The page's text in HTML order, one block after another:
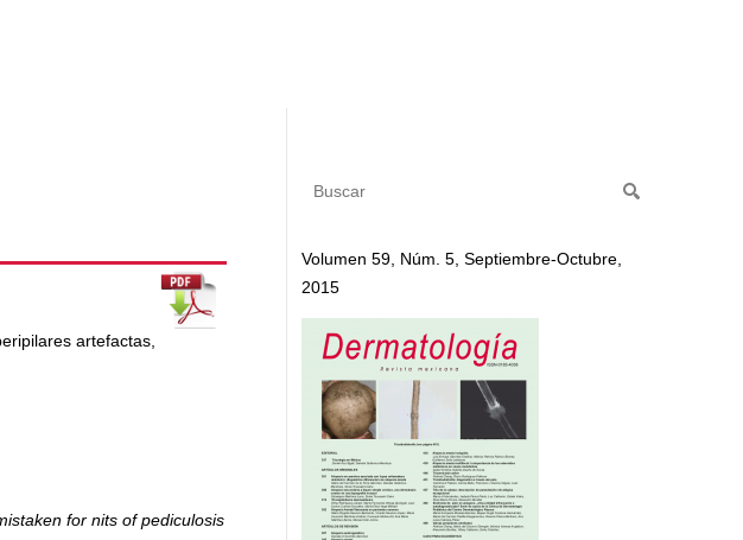
artefactas,
for nits of pediculosis
Volumen 59, Núm. 5, Septiembre-Octubre,
2015